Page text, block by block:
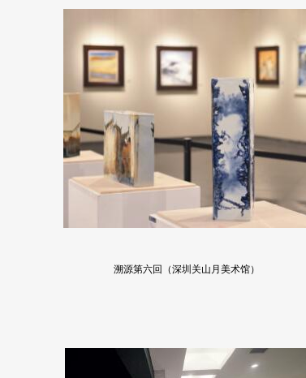
溯源第六回（深圳关山月美术馆）